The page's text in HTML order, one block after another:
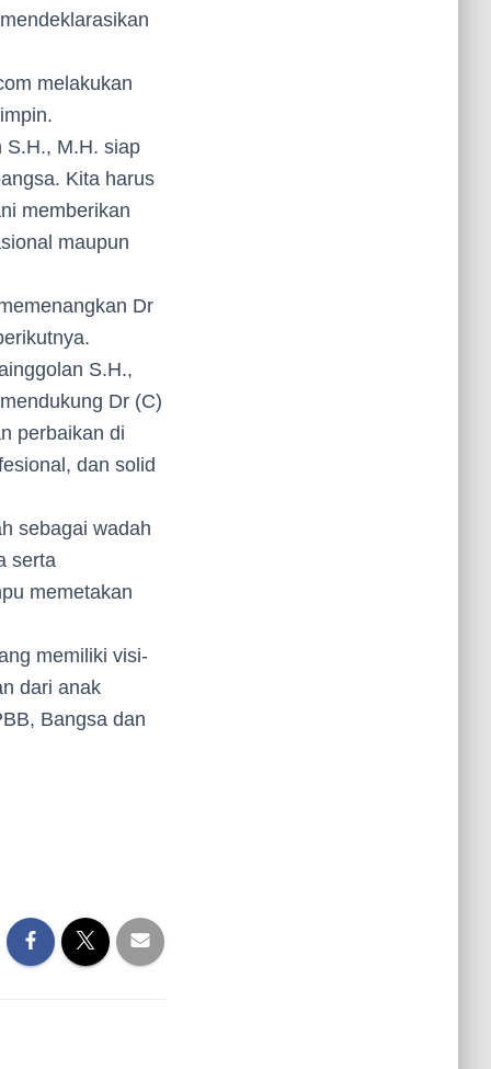
melakukan
S.H., M.H. siap
Kita harus
memberikan
maupun
Dr
S.H.,
Dr (C)
perbaikan di
dan solid
sebagai wadah
serta
memetakan
memiliki visi-
dari anak
Bangsa dan